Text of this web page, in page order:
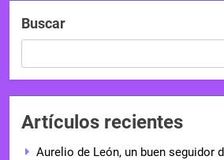
Buscar
Artículos recientes
Aurelio de León, un buen seguidor